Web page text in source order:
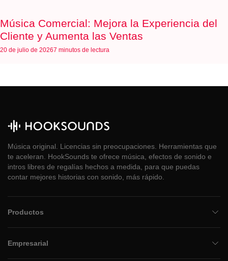
Música Comercial: Mejora la Experiencia del
Cliente y Aumenta las Ventas
20 de julio de 20267 minutos de lectura
Música original. Licencias sin preocupaciones. Herramientas que
te aceleran. HookSounds te ofrece música, efectos de sonido e
intros libres de regalías hechos a medida, para que puedas
contar mejores historias con sonido, más rápido.
Productos
Empresarial